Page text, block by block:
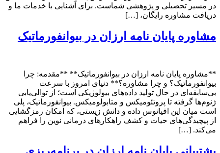
در مسیر تحصیلی و پژوهشی شماست. برای آشنایی با خدمات ما و
دریافت مشاوره رایگان، […]
مشاوره پایان نامه ارزان در بیوانفورماتیک
**مشاوره پایان نامه ارزان در بیوانفورماتیک** **مقدمه: چرا
بیوانفورماتیک؟ و چرا مشاوره؟** دنیای امروز با سرعت
بی‌سابقه‌ای در حال تولید داده‌های بیولوژیکی است؛ از توالی‌یابی
ژنوم‌ها گرفته تا پروتئومیکس و متابولومیکس. بیوانفورماتیک، پلی
است میان این اقیانوس داده و دانش زیستی، که امکان رمزگشایی
از پیچیدگی‌های حیات و کشف راهکارهای درمانی نوین را فراهم
می‌کند. […]